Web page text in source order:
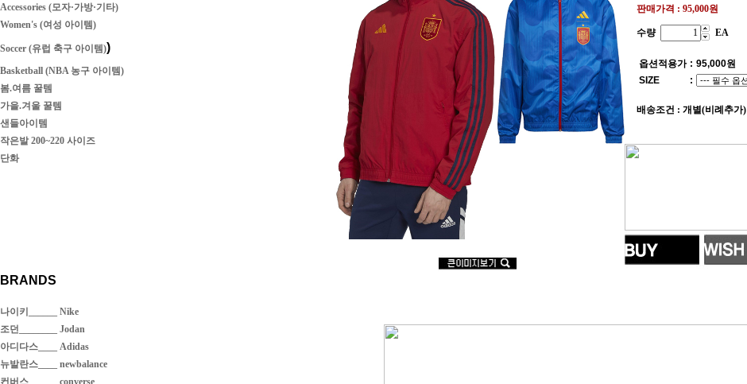
Accessories (모자·가방·기타)
Women's (여성 아이템)
Soccer (유럽 축구 아이템))
Basketball (NBA 농구 아이템)
봄.여름 꿀템
가을.겨울 꿀템
샌들아이템
작은발 200~220 사이즈
단화
BRANDS
나이키______ Nike
조던________ Jodan
아디다스____ Adidas
뉴발란스____ newbalance
컨버스______ converse
판매가격 : 95,000원
수량 EA
옵션적용가 : 95,000원
SIZE
:
배송조건 : 개별(비례추가)